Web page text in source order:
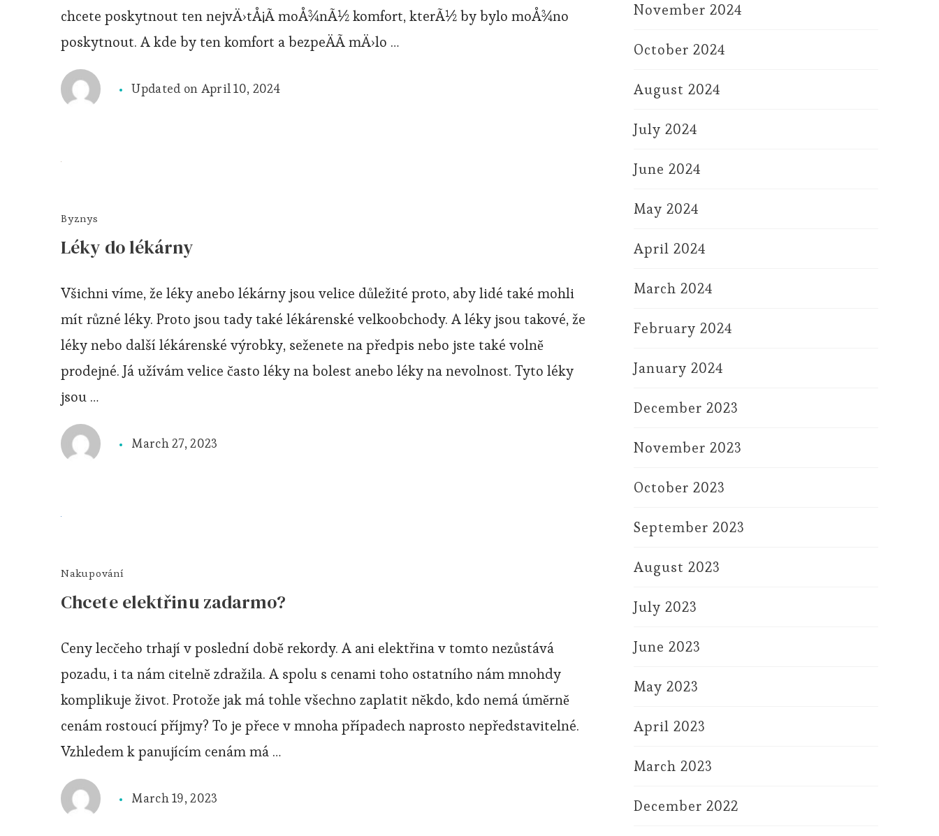
chcete poskytnout ten nejvÄ›tÅ¡Ã­ moÅ¾nÃ½ komfort, kterÃ½ by bylo moÅ¾no
poskytnout. A kde by ten komfort a bezpeÄÃ­ mÄ›lo …
Updated on April 10, 2024
Byznys
Léky do lékárny
Všichni víme, že léky anebo lékárny jsou velice důležité proto, aby lidé také mohli
mít různé léky. Proto jsou tady také lékárenské velkoobchody. A léky jsou takové, že
léky nebo další lékárenské výrobky, seženete na předpis nebo jste také volně
prodejné. Já užívám velice často léky na bolest anebo léky na nevolnost. Tyto léky
jsou …
March 27, 2023
Nakupování
Chcete elektřinu zadarmo?
Ceny lecčeho trhají v poslední době rekordy. A ani elektřina v tomto nezůstává
pozadu, i ta nám citelně zdražila. A spolu s cenami toho ostatního nám mnohdy
komplikuje život. Protože jak má tohle všechno zaplatit někdo, kdo nemá úměrně
cenám rostoucí příjmy? To je přece v mnoha případech naprosto nepředstavitelné.
Vzhledem k panujícím cenám má …
March 19, 2023
November 2024
October 2024
August 2024
July 2024
June 2024
May 2024
April 2024
March 2024
February 2024
January 2024
December 2023
November 2023
October 2023
September 2023
August 2023
July 2023
June 2023
May 2023
April 2023
March 2023
December 2022